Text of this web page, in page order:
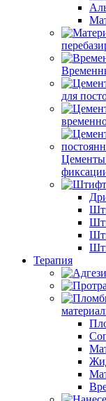
для
Цементы
Терапия